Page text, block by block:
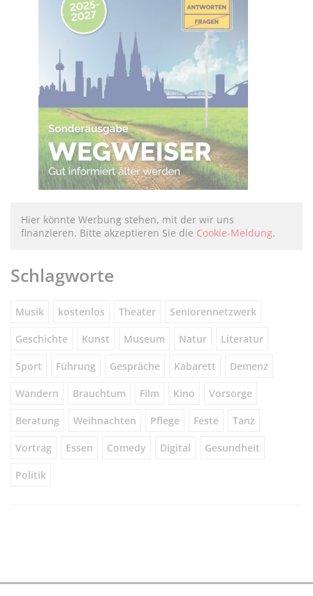
Hier könnte Werbung stehen, mit der wir uns
finanzieren. Bitte akzeptieren Sie die Cookie-Meldung.
Schlagworte
Musik kostenlos Theater Seniorennetzwerk
Geschichte Kunst Museum Natur Literatur
Sport Führung Gespräche Kabarett Demenz
Wandern Brauchtum Film Kino Vorsorge
Beratung Weihnachten Pflege Feste Tanz
Vortrag Essen Comedy Digital Gesundheit
Politik